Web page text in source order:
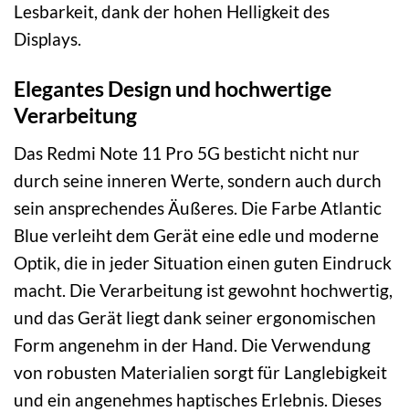
Lesbarkeit, dank der hohen Helligkeit des
Displays.
Elegantes Design und hochwertige
Verarbeitung
Das Redmi Note 11 Pro 5G besticht nicht nur
durch seine inneren Werte, sondern auch durch
sein ansprechendes Äußeres. Die Farbe Atlantic
Blue verleiht dem Gerät eine edle und moderne
Optik, die in jeder Situation einen guten Eindruck
macht. Die Verarbeitung ist gewohnt hochwertig,
und das Gerät liegt dank seiner ergonomischen
Form angenehm in der Hand. Die Verwendung
von robusten Materialien sorgt für Langlebigkeit
und ein angenehmes haptisches Erlebnis. Dieses